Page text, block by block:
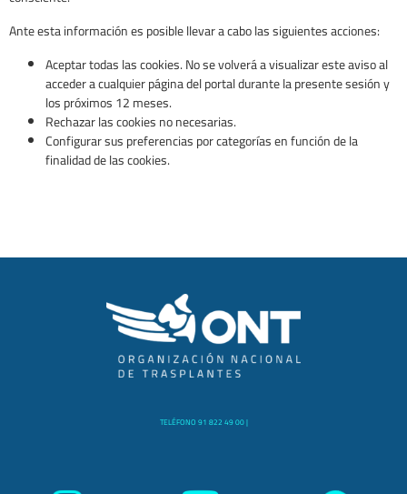
Ante esta información es posible llevar a cabo las siguientes acciones:
Aceptar todas las cookies. No se volverá a visualizar este aviso al
acceder a cualquier página del portal durante la presente sesión y
los próximos 12 meses.
Rechazar las cookies no necesarias.
Configurar sus preferencias por categorías en función de la
finalidad de las cookies.
TELÉFONO 91 822 49 00 |